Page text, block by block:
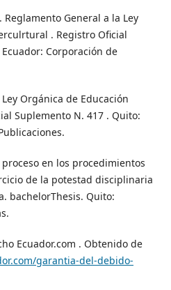
Reglamento General a la Ley
. Registro Oficial
Corporación de
Orgánica de Educación
Suplemento N. 417 . Quito:
en los procedimientos
de la potestad disciplinaria
bachelorThesis. Quito:
Ecuador.com . Obtenido de
garantia-del-debido-